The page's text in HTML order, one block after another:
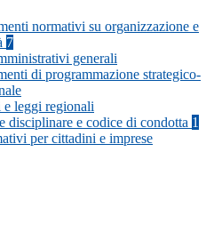
normativi su organizzazione e
7
generali
di programmazione strategico-
e leggi regionali
disciplinare e codice di condotta 1
per cittadini e imprese